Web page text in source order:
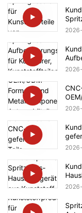
von
2026
2026
2026
2026
2026